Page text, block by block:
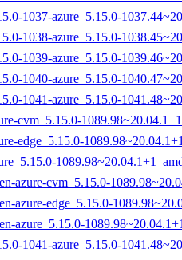
1037-azure_5.15.0-
1038-azure_5.15.0-
1039-azure_5.15.0-
1040-azure_5.15.0-
1041-azure_5.15.0-
cvm_5.15.0-
edge_5.15.0-
azure-cvm_5.15.0-
azure-edge_5.15.0-
azure_5.15.0-
1041-azure_5.15.0-